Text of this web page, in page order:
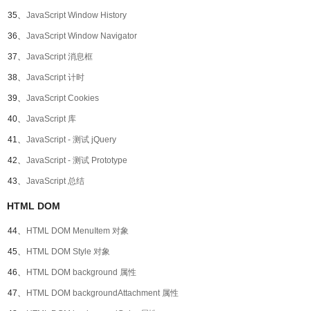
35、 JavaScript Window History
36、 JavaScript Window Navigator
37、 JavaScript 消息框
38、 JavaScript 计时
39、 JavaScript Cookies
40、 JavaScript 库
41、 JavaScript - 测试 jQuery
42、 JavaScript - 测试 Prototype
43、 JavaScript 总结
HTML DOM
44、 HTML DOM MenuItem 对象
45、 HTML DOM Style 对象
46、 HTML DOM background 属性
47、 HTML DOM backgroundAttachment 属性